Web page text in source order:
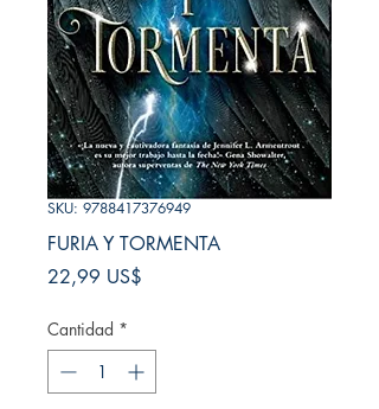
SKU: 9788417376949
FURIA Y TORMENTA
22,99 US$
Cantidad *